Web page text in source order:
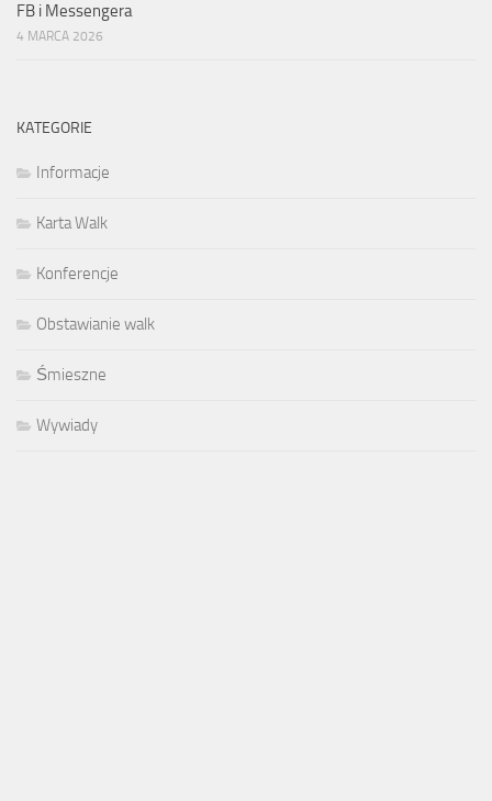
FB i Messengera
4 MARCA 2026
KATEGORIE
Informacje
Karta Walk
Konferencje
Obstawianie walk
Śmieszne
Wywiady